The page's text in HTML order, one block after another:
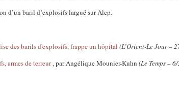
d’un baril d’explosifs largué sur Alep.
des barils d'explosifs, frappe un hôpital (L’Orient-Le Jour –
armes de terreur, par Angélique Mounier-Kuhn (Le Temps –